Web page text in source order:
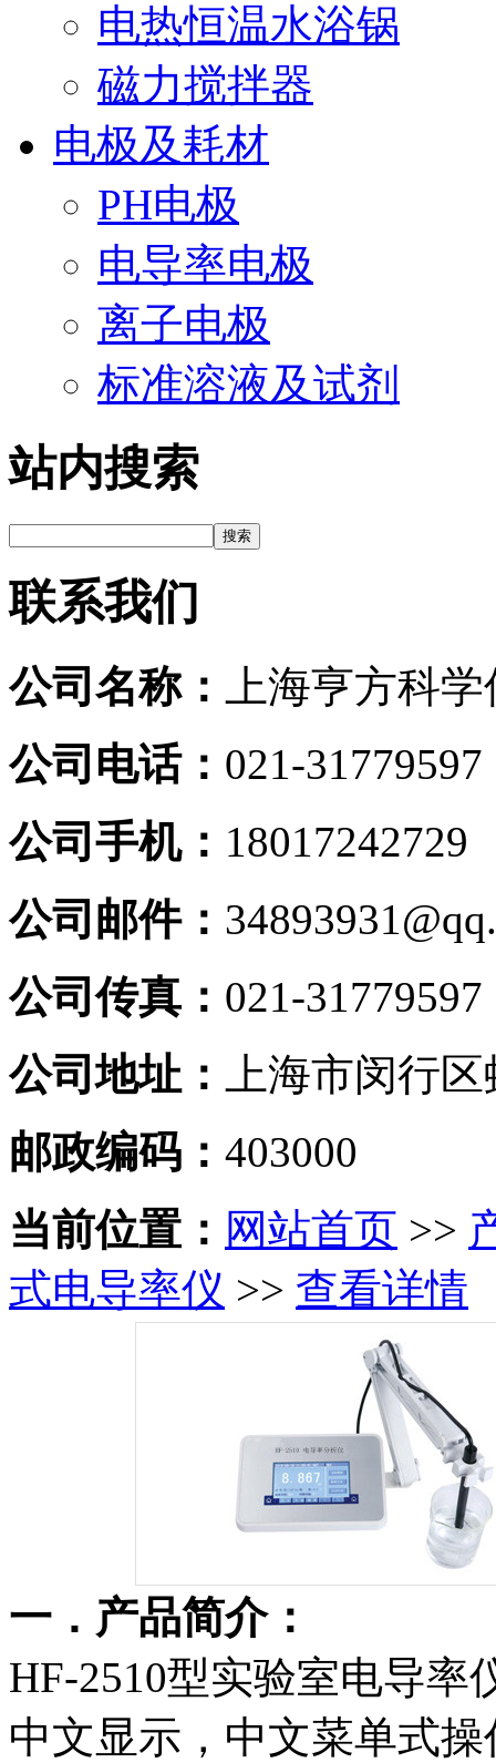
电热恒温水浴锅
磁力搅拌器
电极及耗材
PH电极
电导率电极
离子电极
标准溶液及试剂
站内搜索
联系我们
公司名称：
上海亨方科
公司电话： 021-31779597
公司手机： 18017242729
公司邮件：
公司传真： 021-31779597
公司地址：
上海市闵行
邮政编码： 403000
当前位置： 网站首页 >>
式电导率仪 >> 查看详情
一．产品简介：
HF-2510型实验室电导率
中文显示，中文菜单式